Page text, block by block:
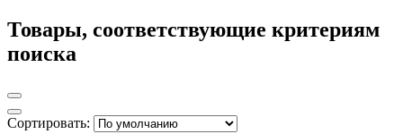
Товары, соответствующие критериям
поиска
Сортировать: